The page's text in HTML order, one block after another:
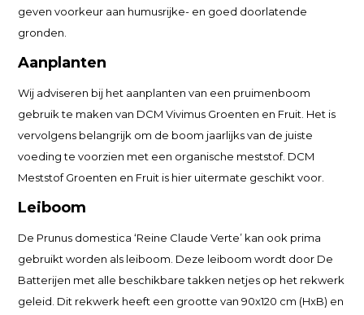
geven voorkeur aan humusrijke- en goed doorlatende
gronden.
Aanplanten
Wij adviseren bij het aanplanten van een pruimenboom
gebruik te maken van DCM Vivimus Groenten en Fruit. Het is
vervolgens belangrijk om de boom jaarlijks van de juiste
voeding te voorzien met een organische meststof. DCM
Meststof Groenten en Fruit is hier uitermate geschikt voor.
Leiboom
De Prunus domestica ‘Reine Claude Verte’ kan ook prima
gebruikt worden als leiboom. Deze leiboom wordt door De
Batterijen met alle beschikbare takken netjes op het rekwerk
geleid. Dit rekwerk heeft een grootte van 90x120 cm (HxB) en